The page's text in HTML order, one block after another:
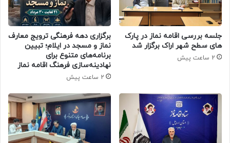
جلسه بررسی اقامه نماز در پارک
های سطح شهر اراک برگزار شد
2 ساعت پیش
برگزاری دهه فرهنگی ترویج معارف
نماز و مسجد در ایلام؛ تبیین
برنامه‌های متنوع برای
نهادینه‌سازی فرهنگ اقامه نماز
2 ساعت پیش